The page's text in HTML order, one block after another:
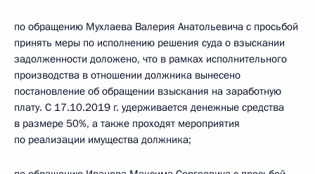
по обращению Мухлаева Валерия Анатольевича с просьбой
принять меры по исполнению решения суда о взыскании
задолженности доложено, что в рамках исполнительного
производства в отношении должника вынесено
постановление об обращении взыскания на заработную
плату. С 17.10.2019 г. удерживается денежные средства
в размере 50%, а также проходят мероприятия
по реализации имущества должника;